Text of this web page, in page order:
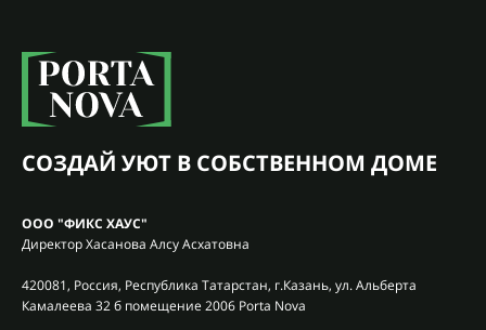
СОЗДАЙ УЮТ В СОБСТВЕННОМ ДОМЕ
ООО "ФИКС ХАУС"
Директор Хасанова Алсу Асхатовна
420081, Россия, Республика Татарстан, г.Казань, ул. Альберта
Камалеева 32 б помещение 2006 Porta Nova